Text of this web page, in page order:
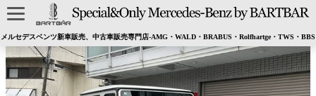
メルセデスベンツ新車販売、中古車販売専門店-AMG・WALD・BRABUS・Rolfhartge・TWS・BBS